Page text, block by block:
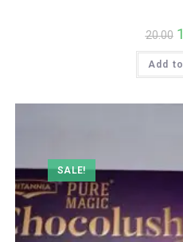
20.00
Add
SALE!